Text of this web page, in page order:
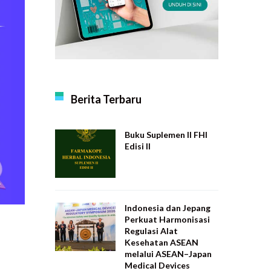
Berita Terbaru
Buku Suplemen II FHI
Edisi II
Indonesia dan Jepang
Perkuat Harmonisasi
Regulasi Alat
Kesehatan ASEAN
melalui ASEAN–Japan
Medical Devices